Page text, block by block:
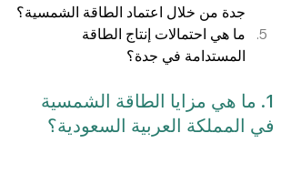
جدة من خلال اعتماد الطاقة الشمسية؟
ما هي احتمالات إنتاج الطاقة
المستدامة في جدة؟
1. ما هي مزايا الطاقة الشمسية
في المملكة العربية السعودية؟